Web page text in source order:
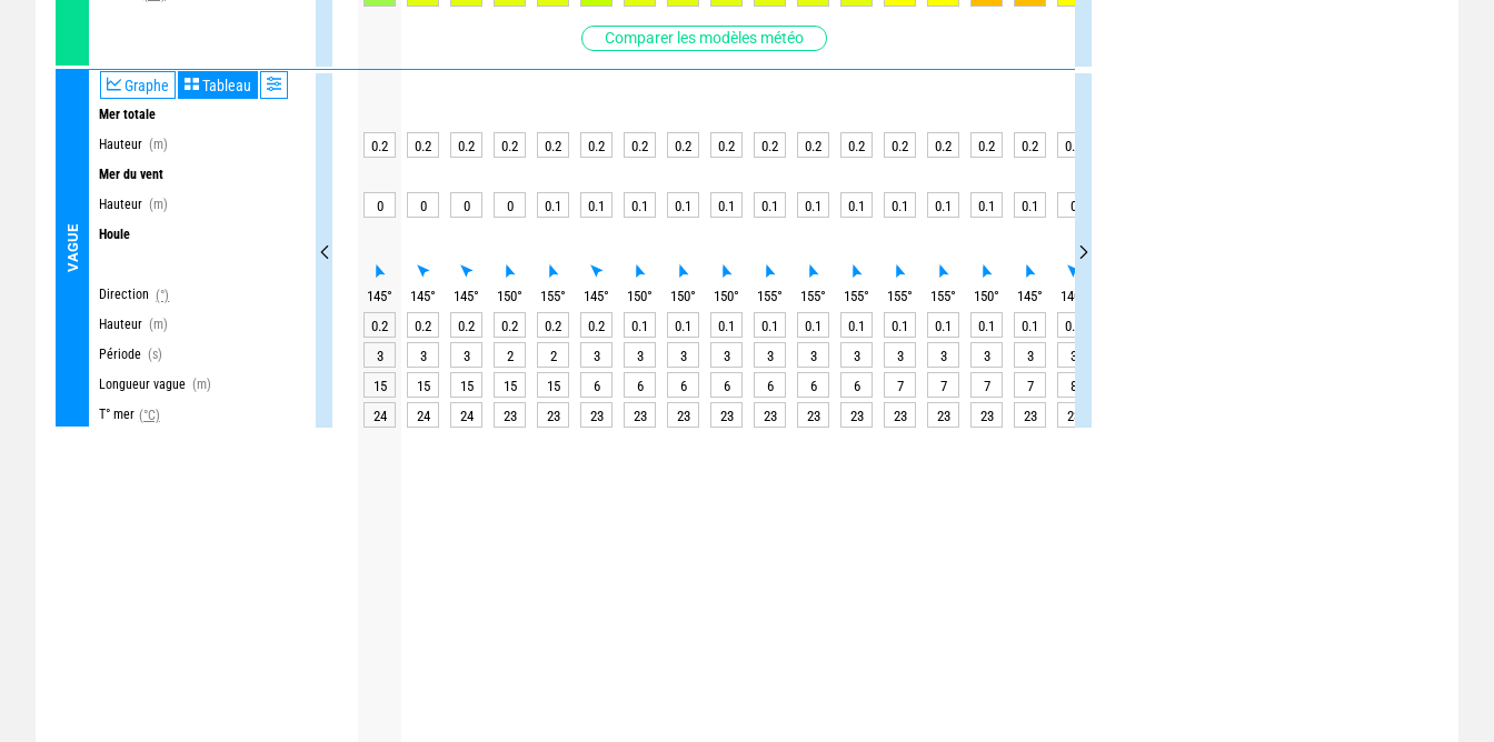
Comparer les modèles météo
VAGUE
Graphe Tableau
Mer totale
Hauteur (m)
Mer du vent
Hauteur (m)
Houle
Direction (°)
Hauteur (m)
Période (s)
Longueur vague (m)
T° mer (°C)
0.2 0.2 0.2 0.2 0.2 0.2 0.2 0.2 0.2 0.2 0.2 0.2 0.2 0.2 0.2 0.2 0.2
0 0 0 0 0.1 0.1 0.1 0.1 0.1 0.1 0.1 0.1 0.1 0.1 0.1 0.1 0
145° 145° 145° 150° 155° 145° 150° 150° 150° 155° 155° 155° 155° 155° 150° 145° 140
0.2
0.2 0.2 0.2 0.2 0.2 0.1 0.1 0.1 0.1 0.1 0.1 0.1 0.1 0.1 0.1 0.1
3
3 3 2 2 3 3 3 3 3 3 3 3 3 3 3 3
15
15 15 15 15 6 6 6 6 6 6 6 7 7 7 7 8
24
24 24 23 23 23 23 23 23 23 23 23 23 23 23 23 23